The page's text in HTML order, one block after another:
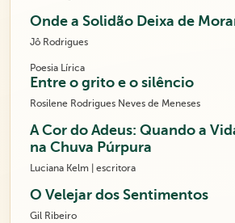
Onde a Solidão Deixa de
Jô Rodrigues
Poesia Lírica
Entre o grito e o silêncio
Rosilene Rodrigues Neves de Meneses
A Cor do Adeus: Quando a
na Chuva Púrpura
Luciana Kelm | escritora
O Velejar dos Sentimentos
Gil Ribeiro